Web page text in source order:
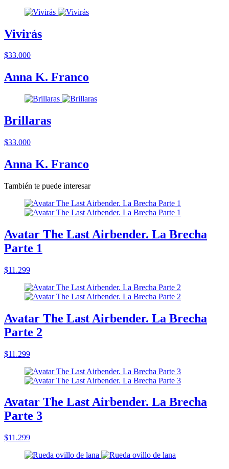
Vivirás
$33.000
Anna K. Franco
Brillaras
$33.000
Anna K. Franco
También te puede interesar
Avatar The Last Airbender. La Brecha
Parte 1
$11.299
Avatar The Last Airbender. La Brecha
Parte 2
$11.299
Avatar The Last Airbender. La Brecha
Parte 3
$11.299